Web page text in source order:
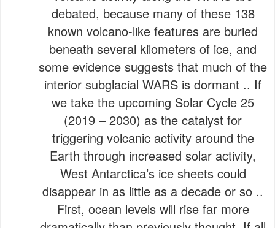
debated, because many of these 138
known volcano-like features are buried
beneath several kilometers of ice, and
some evidence suggests that much of the
interior subglacial WARS is dormant .. If
we take the upcoming Solar Cycle 25
(2019 – 2030) as the catalyst for
triggering volcanic activity around the
Earth through increased solar activity,
West Antarctica’s ice sheets could
disappear in as little as a decade or so ..
First, ocean levels will rise far more